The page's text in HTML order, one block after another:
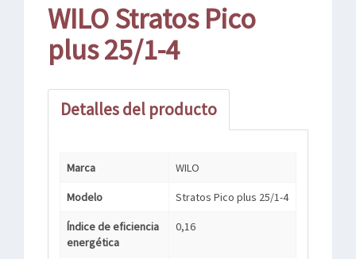
WILO Stratos Pico
plus 25/1-4
Detalles del producto
Marca WILO
Modelo Stratos Pico plus 25/1-4
Índice de eficiencia
energética
0,16